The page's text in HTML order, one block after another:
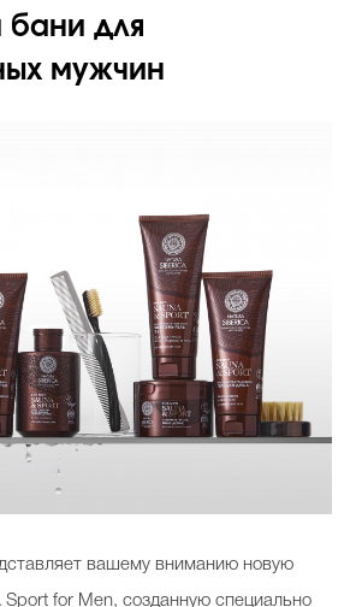
бани для
мужчин
вашему вниманию новую
Sport for Men, созданную специально